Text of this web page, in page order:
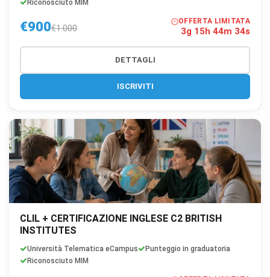
Riconosciuto MIM
€900€1.000
OFFERTA LIMITATA
3g 15h 44m 33s
DETTAGLI
ISCRIVITI
CLIL + CERTIFICAZIONE INGLESE C2 BRITISH
INSTITUTES
Università Telematica eCampus
Punteggio in graduatoria
Riconosciuto MIM